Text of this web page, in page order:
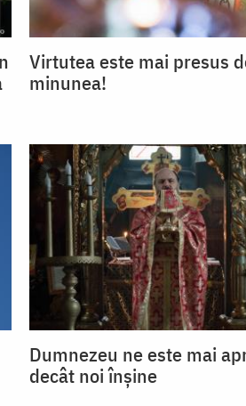
Virtutea este mai presus
minunea!
Dumnezeu ne este mai
decât noi înșine